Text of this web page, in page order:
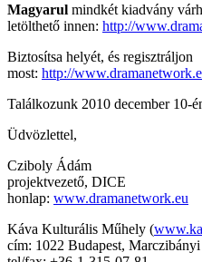
Magyarul mindkét kiadvány
letölthető innen: http://
Biztosítsa helyét, és regisztráljon
most: http://
Találkozunk 2010 december 10-
Üdvözlettel,
Cziboly Ádám
projektvezető, DICE
honlap: www.dramanetwork.eu
Káva Kulturális Műhely (
cím: 1022 Budapest, Marczibányi